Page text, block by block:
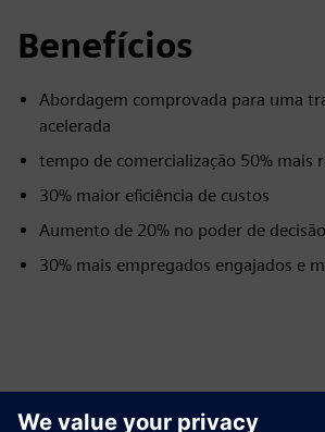
Benefícios
Abordagem comprovada para uma
acelerada
tempo de comercialização 50% mais
30% maior eficiência de custos
Aumento de 20% no poder de decisão
30% mais empregados engajados e
Explorar